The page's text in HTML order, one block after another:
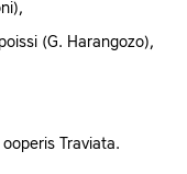
(G. Harangozo),
ooperis Traviata.